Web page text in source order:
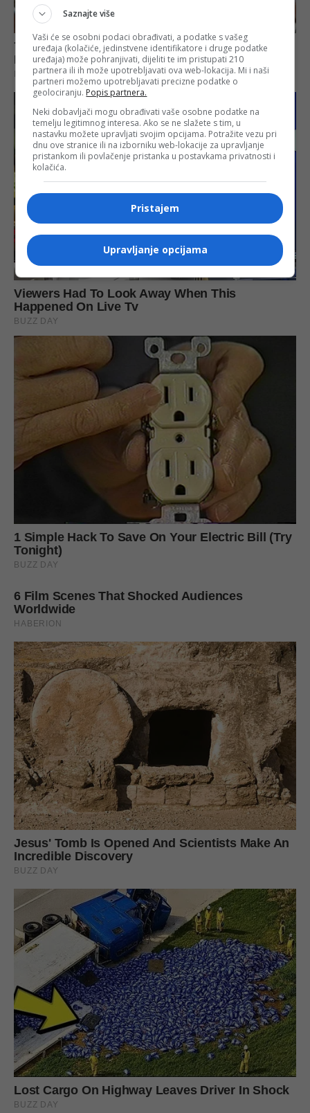
Saznajte više
Vaši će se osobni podaci obrađivati, a podatke s vašeg
uređaja (kolačiće, jedinstvene identifikatore i druge podatke
uređaja) može pohranjivati, dijeliti te im pristupati 210
partnera ili ih može upotrebljavati ova web-lokacija. Mi i naši
partneri možemo upotrebljavati precizne podatke o
geolociranju. Popis partnera.
Neki dobavljači mogu obrađivati vaše osobne podatke na
temelju legitimnog interesa. Ako se ne slažete s tim, u
nastavku možete upravljati svojim opcijama. Potražite vezu pri
dnu ove stranice ili na izborniku web-lokacije za upravljanje
pristankom ili povlačenje pristanka u postavkama privatnosti i
kolačića.
Pristajem
Upravljanje opcijama